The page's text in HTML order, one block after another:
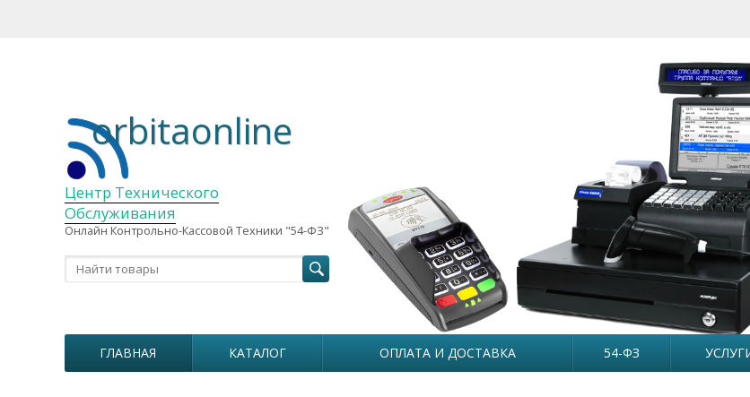
Центр Технического
Обслуживания
Онлайн Контрольно-Кассовой Техники "54-ФЗ"
orbitaonline
ГЛАВНАЯ КАТАЛОГ ОПЛАТА И ДОСТАВКА 54-ФЗ